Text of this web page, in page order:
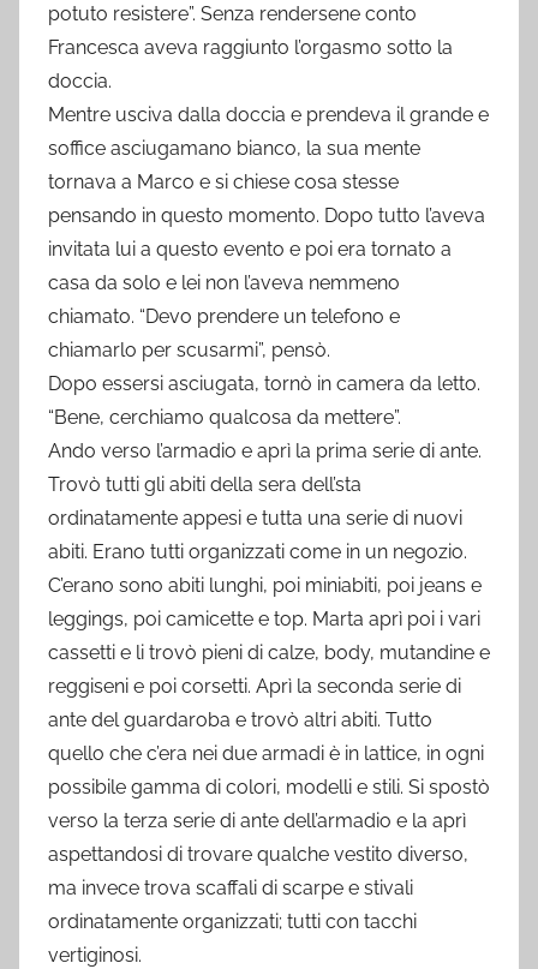
potuto resistere”. Senza rendersene conto
Francesca aveva raggiunto l’orgasmo sotto la
doccia.
Mentre usciva dalla doccia e prendeva il grande e
soffice asciugamano bianco, la sua mente
tornava a Marco e si chiese cosa stesse
pensando in questo momento. Dopo tutto l’aveva
invitata lui a questo evento e poi era tornato a
casa da solo e lei non l’aveva nemmeno
chiamato. “Devo prendere un telefono e
chiamarlo per scusarmi”, pensò.
Dopo essersi asciugata, tornò in camera da letto.
“Bene, cerchiamo qualcosa da mettere”.
Ando verso l’armadio e aprì la prima serie di ante.
Trovò tutti gli abiti della sera dell’sta
ordinatamente appesi e tutta una serie di nuovi
abiti. Erano tutti organizzati come in un negozio.
C’erano sono abiti lunghi, poi miniabiti, poi jeans e
leggings, poi camicette e top. Marta aprì poi i vari
cassetti e li trovò pieni di calze, body, mutandine e
reggiseni e poi corsetti. Aprì la seconda serie di
ante del guardaroba e trovò altri abiti. Tutto
quello che c’era nei due armadi è in lattice, in ogni
possibile gamma di colori, modelli e stili. Si spostò
verso la terza serie di ante dell’armadio e la aprì
aspettandosi di trovare qualche vestito diverso,
ma invece trova scaffali di scarpe e stivali
ordinatamente organizzati; tutti con tacchi
vertiginosi.